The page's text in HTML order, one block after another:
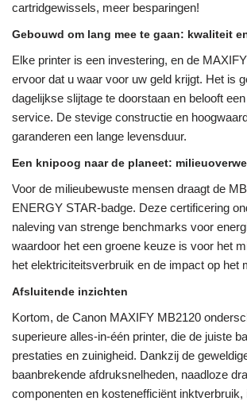
cartridgewissels, meer besparingen!
Gebouwd om lang mee te gaan: kwaliteit
Elke printer is een investering, en de
ervoor dat u waar voor uw geld krijgt. Het is
dagelijkse slijtage te doorstaan ​​en belooft
service. De stevige constructie en
garanderen een lange levensduur.
Een knipoog naar de planeet:
Voor de milieubewuste mensen draagt ​​de
ENERGY STAR-badge. Deze certificering
naleving van strenge benchmarks voor
waardoor het een groene keuze is voor het
het elektriciteitsverbruik en de impact op het
Afsluitende inzichten
Kortom, de Canon MAXIFY MB2120
superieure alles-in-één printer, die de juiste
prestaties en zuinigheid. Dankzij de
baanbrekende afdruksnelheden, naadloze
componenten en kostenefficiënt inktverbruik,